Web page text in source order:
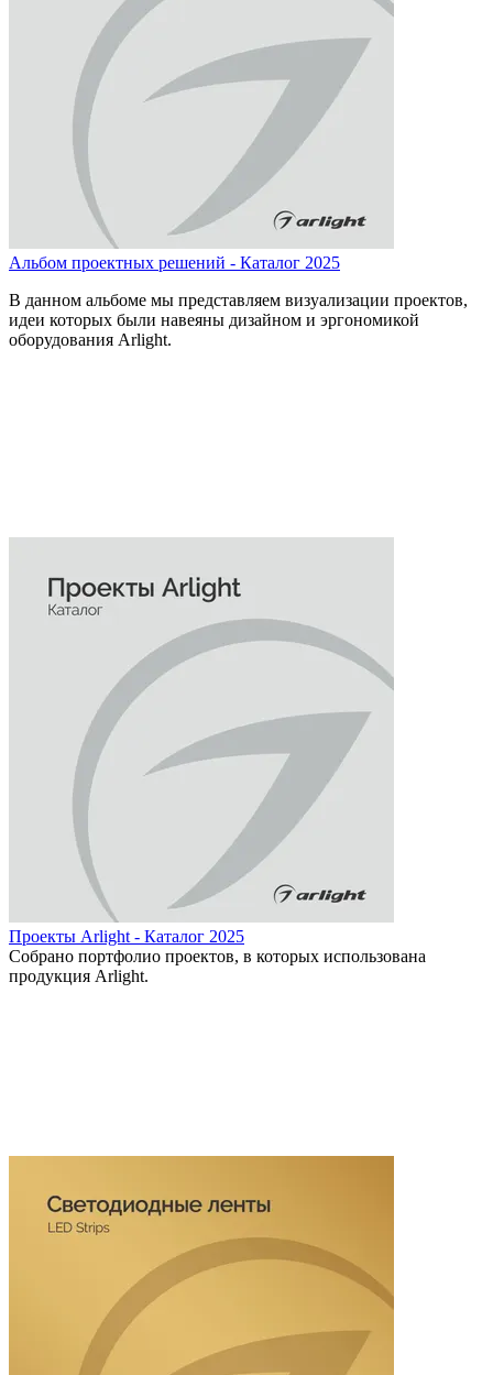
Альбом проектных решений - Каталог 2025
В данном альбоме мы представляем визуализации проектов,
идеи которых были навеяны дизайном и эргономикой
оборудования Arlight.
Проекты Arlight - Каталог 2025
Собрано портфолио проектов, в которых использована
продукция Arlight.